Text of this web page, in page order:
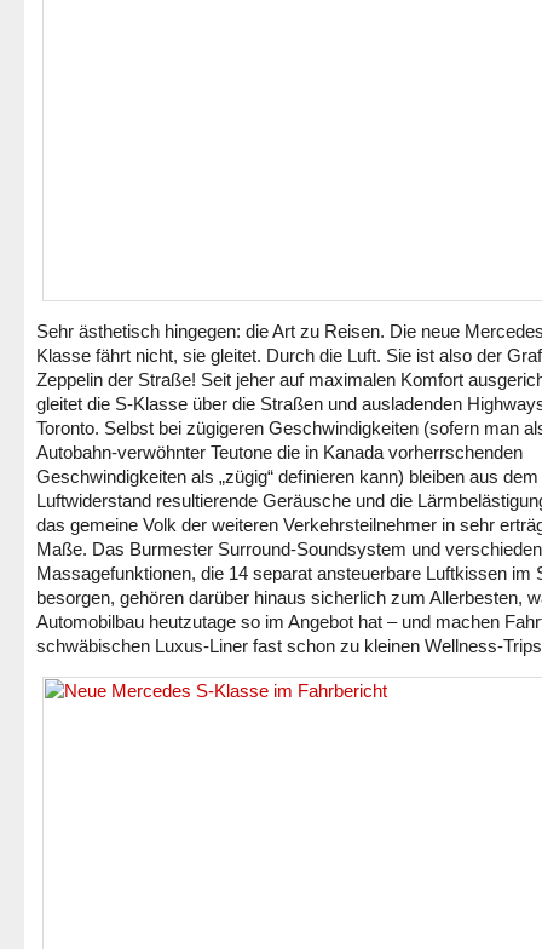
Sehr ästhetisch hingegen: die Art zu Reisen. Die neue
Klasse fährt nicht, sie gleitet. Durch die Luft. Sie ist also der Graf
Zeppelin der Straße! Seit jeher auf maximalen Komfort
gleitet die S-Klasse über die Straßen und ausladenden
Toronto. Selbst bei zügigeren Geschwindigkeiten (sofern man
Autobahn-verwöhnter Teutone die in Kanada vorherrschenden
Geschwindigkeiten als „zügig“ definieren kann) bleiben aus dem
Luftwiderstand resultierende Geräusche und die
das gemeine Volk der weiteren Verkehrsteilnehmer in sehr
Maße. Das Burmester Surround-Soundsystem und
Massagefunktionen, die 14 separat ansteuerbare Luftkissen im
besorgen, gehören darüber hinaus sicherlich zum Allerbesten,
Automobilbau heutzutage so im Angebot hat – und machen
schwäbischen Luxus-Liner fast schon zu kleinen Wellness-